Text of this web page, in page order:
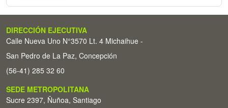
DIRECCIÓN EJECUTIVA
Calle Nueva Uno N°3570 Lt. 4 Michaihue -
San Pedro de La Paz, Concepción
(56-41) 285 32 60
SEDE METROPOLITANA
Sucre 2397, Ñuñoa, Santiago